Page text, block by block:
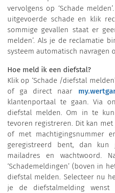
vervolgens op ‘Schade
uitgevoerde schade en klik
sommige gevallen staat er
melden’. Als je de reclamatie
systeem automatisch navragen
Hoe meld ik een diefstal?
Klik op ‘Schade /diefstal
of ga direct naar
klantenportaal te gaan. Via
diefstal melden. Om in te
tevoren registreren. Dit kan
of met machtigingsnummer
geregistreerd bent, dan
mailadres en wachtwoord.
‘Schademeldingen’ (boven in
diefstal melden. Selecteer nu
je de diefstalmelding